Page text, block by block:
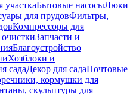
участкаБытовые насосыЛюки
для прудовФильтры,
Компрессоры для
Запчасти и
Благоустройство
Хозблоки и
садаДекор для садаПочтовые
кормушки для
скульптуры для